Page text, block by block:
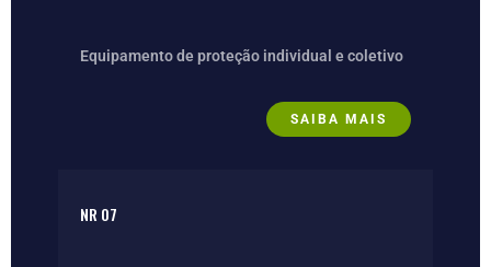
Equipamento de proteção individual e coletivo
SAIBA MAIS
NR 07